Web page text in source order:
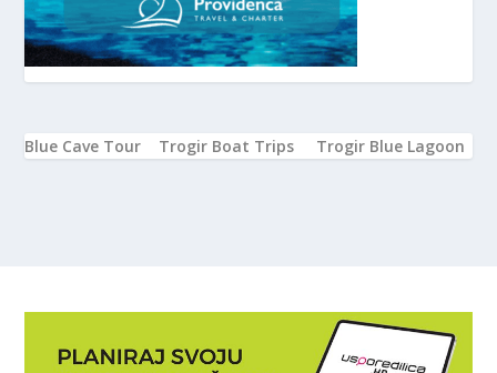
Blue Cave Tour Trogir Boat Trips Trogir Blue Lagoon